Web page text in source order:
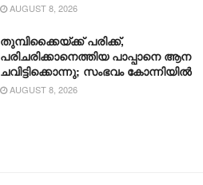
AUGUST 8, 2026
തുമ്പിക്കൈയ്ക്ക് പരിക്ക്,
പരിചരിക്കാനെത്തിയ പാപ്പാനെ ആന
ചവിട്ടിക്കൊന്നു; സംഭവം കോന്നിയിൽ
AUGUST 8, 2026